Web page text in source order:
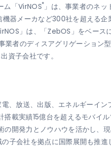
ム「VirNOS®」は、事業者のネッ
機器メーカなど300社を超える企
」は、「ZebOS」をベース
業者のディスアグリゲーション
資子会社です。
、放送、出版、エネルギーイン
載実績15億台を超えるモバイ
開発力とノウハウを活かし、
子会社を拠点に国際展開も推進